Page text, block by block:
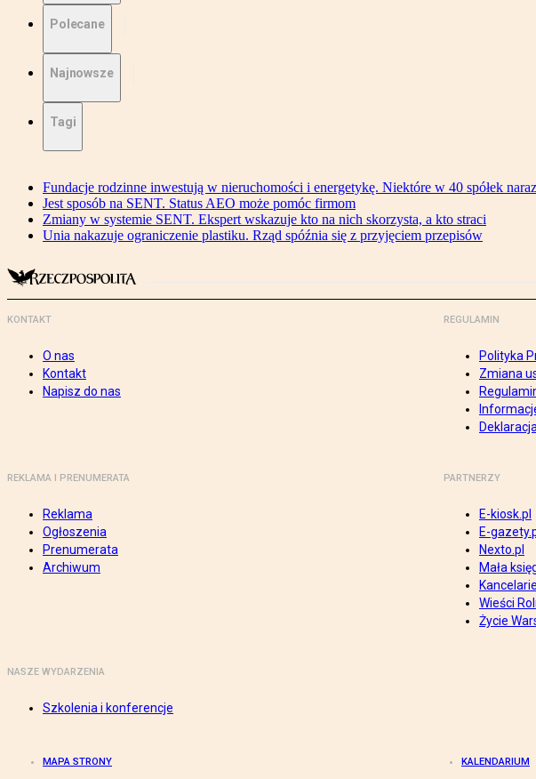
Polecane
Najnowsze
Tagi
Fundacje rodzinne inwestują w nieruchomości i energetykę. Niektóre w 40 spółek naraz
Jest sposób na SENT. Status AEO może pomóc firmom
Zmiany w systemie SENT. Ekspert wskazuje kto na nich skorzysta, a kto straci
Unia nakazuje ograniczenie plastiku. Rząd spóźnia się z przyjęciem przepisów
KONTAKT
O nas
Kontakt
Napisz do nas
REGULAMIN
Polityka
Zmiana
REKLAMA I PRENUMERATA
Reklama
Ogłoszenia
Prenumerata
Archiwum
PARTNERZY
E-kiosk.pl
E-
Nexto.pl
Mała
Wieści
Życie
NASZE WYDARZENIA
Szkolenia i konferencje
MAPA STRONY KALENDARIUM